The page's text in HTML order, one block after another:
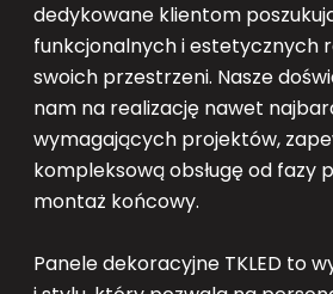
dedykowane klientom
funkcjonalnych i estetycznych
swoich przestrzeni. Nasze
nam na realizację nawet
wymagających projektów,
kompleksową obsługę od fazy
montaż końcowy.
Panele dekoracyjne TKLED to